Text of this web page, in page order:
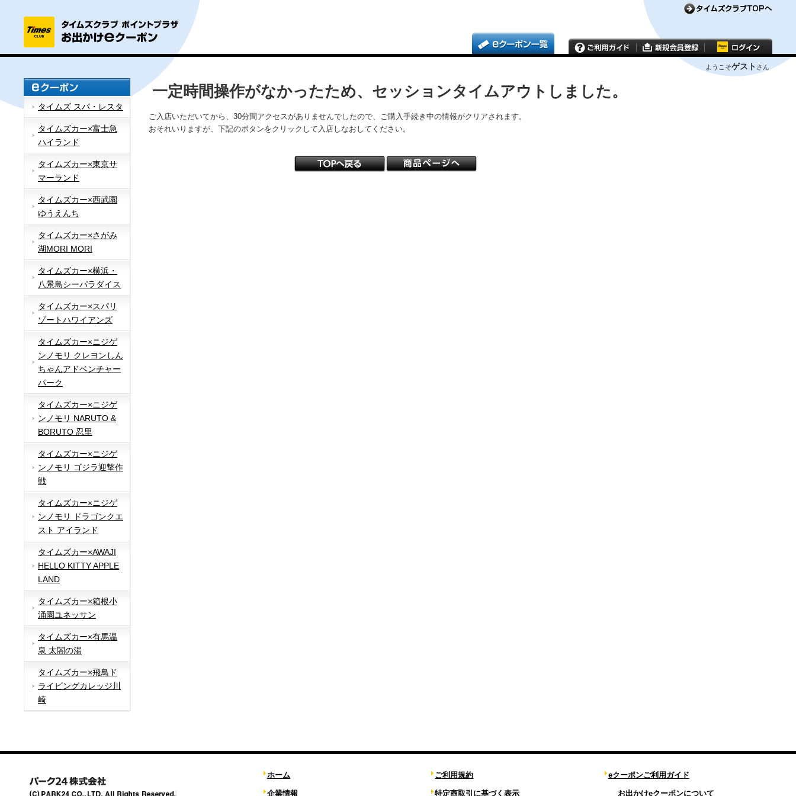
ようこそゲスト さん
タイムズ スパ・レスタ
タイムズカー×富士急
ハイランド
タイムズカー×東京サ
マーランド
タイムズカー×西武園
ゆうえんち
タイムズカー×さがみ
湖MORI MORI
タイムズカー×横浜・
八景島シーパラダイス
タイムズカー×スパリ
ゾートハワイアンズ
タイムズカー×ニジゲ
ンノモリ クレヨンしん
ちゃんアドベンチャー
パーク
タイムズカー×ニジゲ
ンノモリ NARUTO &
BORUTO 忍里
タイムズカー×ニジゲ
ンノモリ ゴジラ迎撃作
戦
タイムズカー×ニジゲ
ンノモリ ドラゴンクエ
スト アイランド
タイムズカー×AWAJI
HELLO KITTY APPLE
LAND
タイムズカー×箱根小
涌園ユネッサン
タイムズカー×有馬温
泉 太閤の湯
タイムズカー×飛鳥ド
ライビングカレッジ川
崎
一定時間操作がなかったため、セッションタイムアウトしました。
ご入店いただいてから、30分間アクセスがありませんでしたので、ご購入手続き中の情報がクリアされます。
おそれいりますが、下記のボタンをクリックして入店しなおしてください。
ホーム
企業情報
ご利用規約
特定商取引に基づく表示
eクーポンご利用ガイド
お出かけeクーポンについて